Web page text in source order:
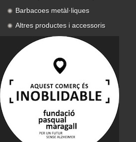
Barbacoes metàl·liques
Altres productes i accessoris